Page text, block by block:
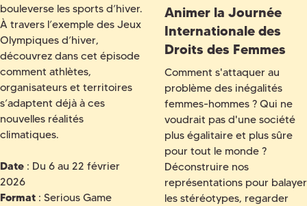
bouleverse les sports d’hiver.
À travers l’exemple des Jeux
Olympiques d’hiver,
découvrez dans cet épisode
comment athlètes,
organisateurs et territoires
s’adaptent déjà à ces
nouvelles réalités
climatiques.
Date : Du 6 au 22 février
2026
Format : Serious Game
Animer la Journée
Internationale des
Droits des Femmes
Comment s'attaquer au
problème des inégalités
femmes-hommes ? Qui ne
voudrait pas d'une société
plus égalitaire et plus sûre
pour tout le monde ?
Déconstruire nos
représentations pour balayer
les stéréotypes, regarder